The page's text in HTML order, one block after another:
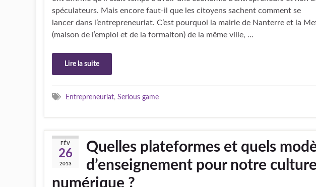
spéculateurs. Mais encore faut-il que les citoyens sachent comment se
lancer dans l’entrepreneuriat. C’est pourquoi la mairie de Nanterre et la
(maison de l’emploi et de la formaiton) de la même ville, …
Lire la suite
Entrepreneuriat, Serious game
FÉV
26
2013
Quelles plateformes et quels
d’enseignement pour notre culture
numérique ?